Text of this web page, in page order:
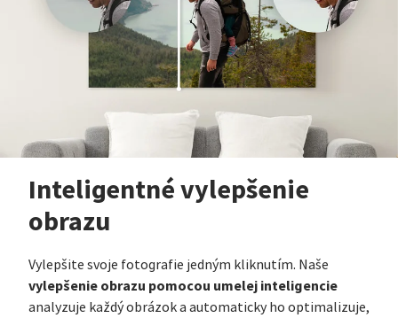
Inteligentné vylepšenie
obrazu
Vylepšite svoje fotografie jedným kliknutím. Naše
vylepšenie obrazu pomocou umelej inteligencie
analyzuje každý obrázok a automaticky ho optimalizuje,